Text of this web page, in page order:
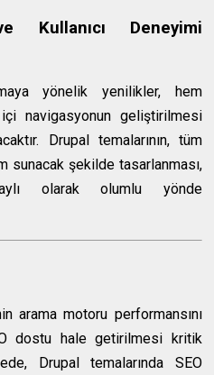
Kullanıcı Deneyimi
yönelik yenilikler, hem
navigasyonun geliştirilmesi
Drupal temalarının, tüm
sunacak şekilde tasarlanması,
olarak olumlu yönde
arama motoru performansını
dostu hale getirilmesi kritik
Drupal temalarında SEO